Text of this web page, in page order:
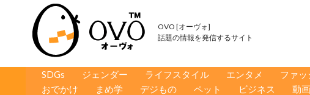
OVO [オーヴォ]
話題の情報を発信するサイト
コンテンツへ移動
SDGs ジェンダー ライフスタイル エンタメ ファッ
おでかけ
まめ学 デジもの ペット ビジネス 動画